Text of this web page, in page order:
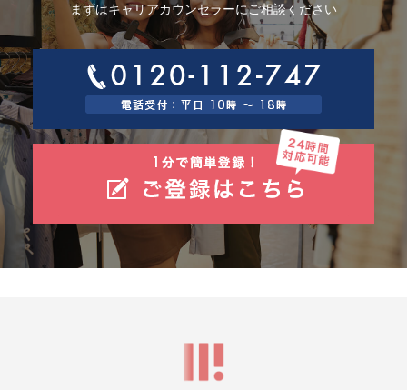
まずはキャリアカウンセラーにご相談ください